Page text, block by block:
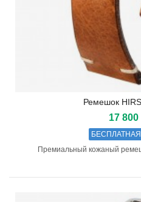
Ремешок
17
Премиальный кожаный